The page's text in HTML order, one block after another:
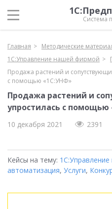
Система
Главная
Методические
1С:Управление нашей фирмой
Продажа растений и
с помощью «1С:УНФ»
Продажа растений и
упростилась с
10 декабря 2021 2391
Кейсы на тему:
автоматизация, Услуги,